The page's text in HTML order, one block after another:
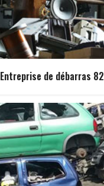
Entreprise de débarras 82